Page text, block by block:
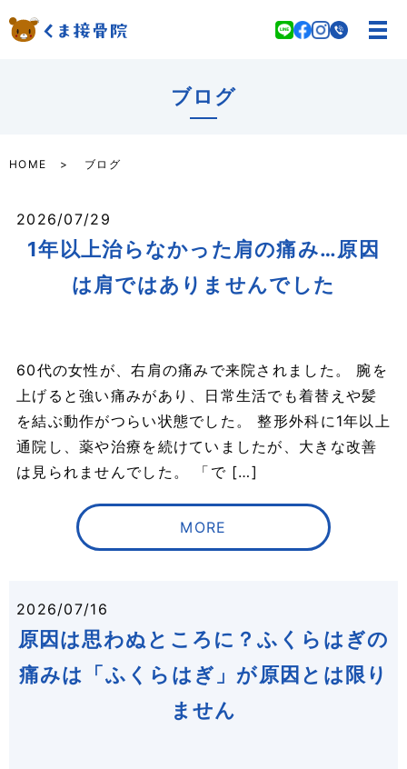
ブログ
HOME ブログ
2026/07/29
1年以上治らなかった肩の痛み…原因
は肩ではありませんでした
60代の女性が、右肩の痛みで来院されました。 腕を
上げると強い痛みがあり、日常生活でも着替えや髪
を結ぶ動作がつらい状態でした。 整形外科に1年以上
通院し、薬や治療を続けていましたが、大きな改善
は見られませんでした。 「で […]
MORE
2026/07/16
原因は思わぬところに？ふくらはぎの
痛みは「ふくらはぎ」が原因とは限り
ません